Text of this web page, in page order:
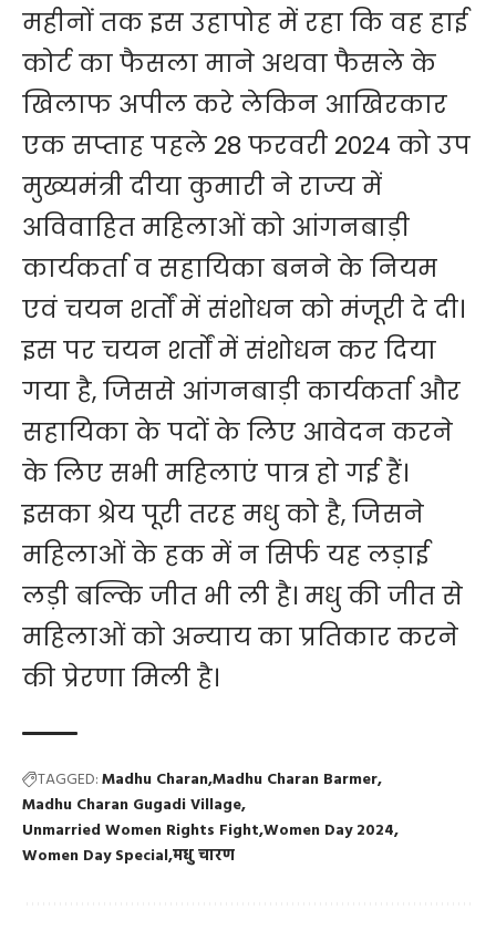
महीनों तक इस उहापोह में रहा कि वह हाई
कोर्ट का फैसला माने अथवा फैसले के
खिलाफ अपील करे लेकिन आखिरकार
एक सप्ताह पहले 28 फरवरी 2024 को उप
मुख्यमंत्री दीया कुमारी ने राज्य में
अविवाहित महिलाओं को आंगनबाड़ी
कार्यकर्ता व सहायिका बनने के नियम
एवं चयन शर्तों में संशोधन को मंजूरी दे दी।
इस पर चयन शर्तों में संशोधन कर दिया
गया है, जिससे आंगनबाड़ी कार्यकर्ता और
सहायिका के पदों के लिए आवेदन करने
के लिए सभी महिलाएं पात्र हो गई हैं।
इसका श्रेय पूरी तरह मधु को है, जिसने
महिलाओं के हक में न सिर्फ यह लड़ाई
लड़ी बल्कि जीत भी ली है। मधु की जीत से
महिलाओं को अन्याय का प्रतिकार करने
की प्रेरणा मिली है।
TAGGED:Madhu CharanMadhu Charan Barmer
Madhu Charan Gugadi Village
Unmarried Women Rights Fight Women Day 2024
Women Day Specialमधु चारण